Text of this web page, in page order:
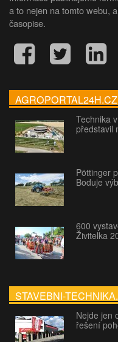
a to nejen na tomto webu,
časopise.
AGROPORTAL24H.CZ
Technika
představil
Pöttinger
Boduje
600
Živitelka
STAVEBNI-
Nejde jen
řešení